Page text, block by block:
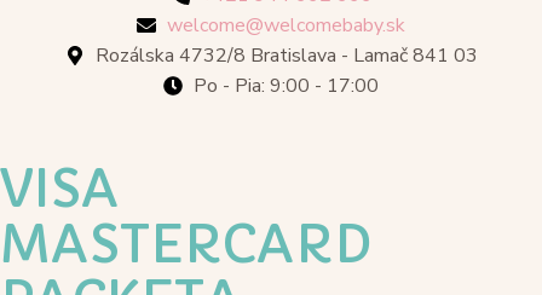
welcome@welcomebaby.sk
Rozálska 4732/8 Bratislava - Lamač 841 03
Po - Pia: 9:00 - 17:00
VISA
MASTERCARD